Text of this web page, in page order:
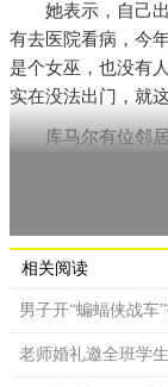
她表示，自己
有去医院看病，今
是个女巫，也没有
实在没法出门，就
库马尔有位邻
悲哀，因为家里没
相关阅读
男子开“蝙蝠侠战车
老师婚礼邀全班学